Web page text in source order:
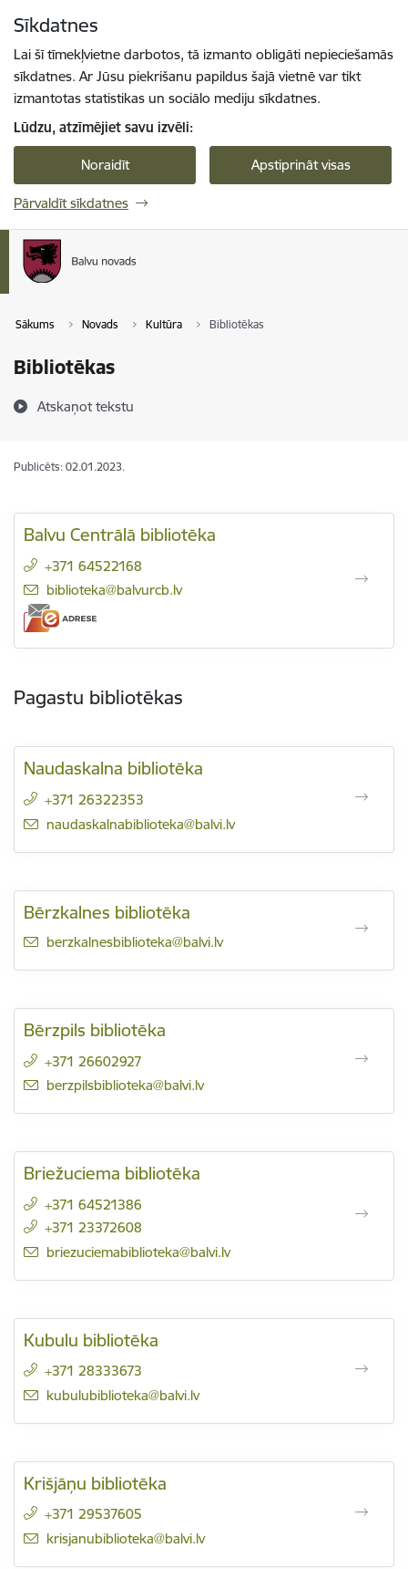
Sīkdatnes
Lai šī tīmekļvietne darbotos, tā izmanto obligāti nepieciešamās
sīkdatnes. Ar Jūsu piekrišanu papildus šajā vietnē var tikt
izmantotas statistikas un sociālo mediju sīkdatnes.
Lūdzu, atzīmējiet savu izvēli:
Noraidīt Apstiprināt visas
Pārvaldīt sīkdatnes
Sākums Novads Kultūra Bibliotēkas
Bibliotēkas
Atskaņot tekstu
Publicēts: 02.01.2023.
Balvu Centrālā bibliotēka
+371 64522168
E-pasts:
biblioteka@balvurcb.lv
Pagastu bibliotēkas
Naudaskalna bibliotēka
+371 26322353
E-pasts:
naudaskalnabiblioteka@balvi.lv
Bērzkalnes bibliotēka
E-pasts:
berzkalnesbiblioteka@balvi.lv
Bērzpils bibliotēka
+371 26602927
E-pasts:
berzpilsbiblioteka@balvi.lv
Briežuciema bibliotēka
+371 64521386
+371 23372608
E-pasts:
briezuciemabiblioteka@balvi.lv
Kubulu bibliotēka
+371 28333673
E-pasts:
kubulubiblioteka@balvi.lv
Krišjāņu bibliotēka
+371 29537605
E-pasts:
krisjanubiblioteka@balvi.lv